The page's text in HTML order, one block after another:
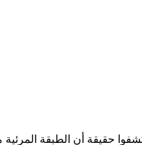
كشفوا حقيقة أن الطبقة